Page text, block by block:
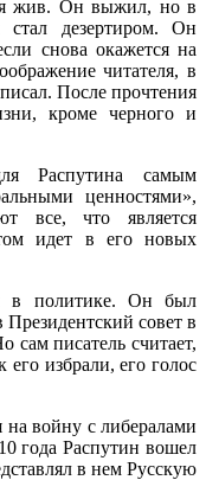
жив. Он выжил, но в
дезертиром. Он
снова окажется на
читателя, в
После прочтения
кроме черного и
Распутина самым
ценностями»,
все, что является
идет в его новых
в политике. Он был
совет в
сам писатель считает,
его избрали, его голос
войну с либералами
года Распутин вошел
в нем Русскую